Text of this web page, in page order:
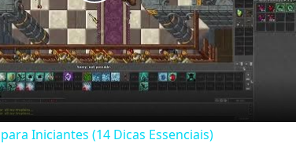
Video
Iniciantes (14 Dicas Essenciais)